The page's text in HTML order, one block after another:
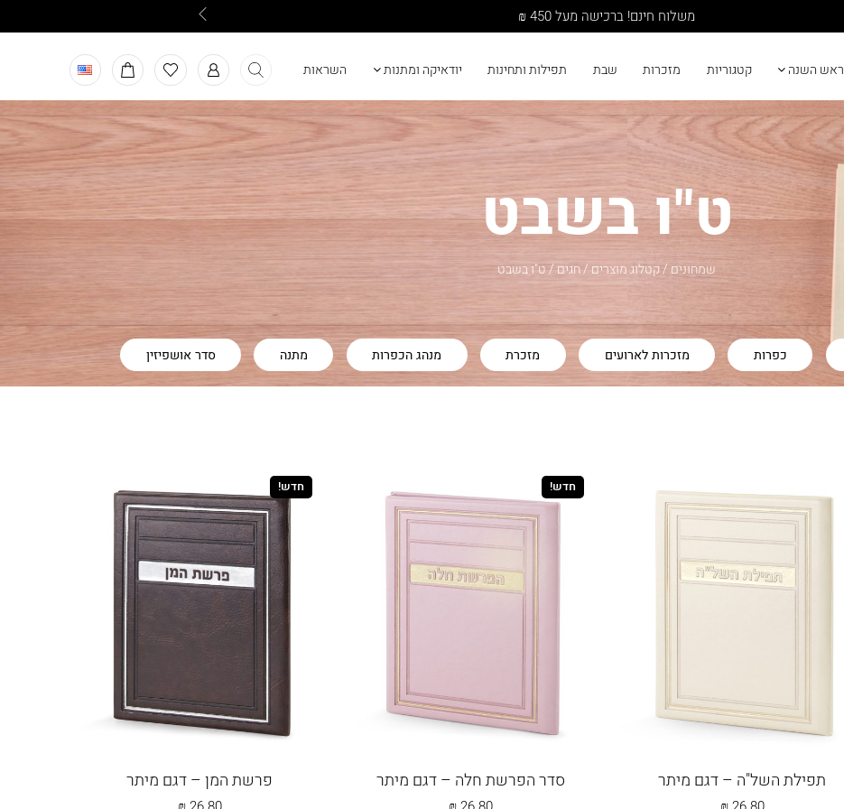
משלוח חינם! ברכישה מעל 450 ₪
ראש השנה קטגוריות מזכרות שבת תפילות ותחינות יודאיקה ומתנות השראות
ט"ו בשבט
שמחונים /קטלוג מוצרים /חגים /ט"ו בשבט
כפרות מזכרות לארועים מזכרת מנהג הכפרות מתנה סדר אושפיזין
מתנה לבן מתנה לבר מצוה מתנה לבת עת רצון קריאת שמע
אוצר הנחת תפילה על הבנים
תפילת השל"ה – דגם מיתר
חדש!
סדר הפרשת חלה – דגם מיתר
חדש!
פרשת המן – דגם מיתר